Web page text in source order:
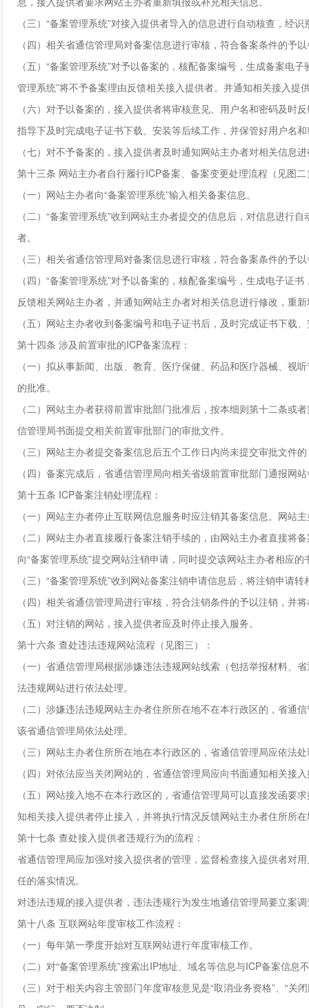
（三）“备案管理系统”对接入提供者导入的信息进行自动核查，
（四）相关省通信管理局对备案信息进行审核，符合备案条件的予
（五）“备案管理系统”对予以备案的，核配备案编号，生成备案电
管理系统”将不予备案理由反馈相关接入提供者。并通知相关接入提
（六）对予以备案的，接入提供者将审核意见、用户名和密码及
指导下及时完成电子证书下载、安装等后续工作，并保管好用户名
（七）对不予备案的，接入提供者及时通知网站主办者对相关信息
第十三条 网站主办者自行履行ICP备案、备案变更处理流程（见图二
（一）网站主办者向“备案管理系统”输入相关备案信息。
（二）“备案管理系统”收到网站主办者提交的信息后，对信息进
者。
（三）相关省通信管理局对备案信息进行审核，符合备案条件的予
（四）“备案管理系统”对予以备案的，核配备案编号，生成电子证
反馈相关网站主办者，并通知网站主办者对相关信息进行修改，重
（五）网站主办者收到备案编号和电子证书后，及时完成证书下载
第十四条 涉及前置审批的ICP备案流程：
（一）拟从事新闻、出版、教育、医疗保健、药品和医疗器械、
的批准。
（二）网站主办者获得前置审批部门批准后，按本细则第十二条
信管理局书面提交相关前置审批部门的审批文件。
（三）网站主办者提交备案信息后五个工作日内尚未提交审批文件
（四）备案完成后，省通信管理局向相关省级前置审批部门通报网
第十五条 ICP备案注销处理流程：
（一）网站主办者停止互联网信息服务时应注销其备案信息。网
（二）网站主办者直接履行备案注销手续的，由网站主办者直接将
向“备案管理系统”提交网站注销申请，同时提交该网站主办者相应的
（三）“备案管理系统”收到网站备案注销申请信息后，将注销申请
（四）相关省通信管理局进行审核，符合注销条件的予以注销，并
（五）对注销的网站，接入提供者应及时停止接入服务。
第十六条 查处违法违规网站流程（见图三）：
（一）省通信管理局根据涉嫌违法违规网站线索（包括举报材料
法违规网站进行依法处理。
（二）涉嫌违法违规网站主办者住所所在地不在本行政区的，省
该省通信管理局依法处理。
（三）网站主办者住所所在地在本行政区的，省通信管理局应依法
（四）对依法应当关闭网站的，省通信管理局应向书面通知相关
（五）网站接入地不在本行政区的，省通信管理局可以直接发函
知相关接入提供者停止接入，并将执行情况反馈网站主办者住所所
第十七条 查处接入提供者违规行为的流程：
省通信管理局应加强对接入提供者的管理，监督检查接入提供者对
任的落实情况。
对违法违规的接入提供者，违法违规行为发生地通信管理局要立案
第十八条 互联网站年度审核工作流程：
（一）每年第一季度开始对互联网站进行年度审核工作。
（二）对“备案管理系统”搜索出IP地址、域名等信息与ICP备案信
（三）对于相关内容主管部门年度审核意见是“取消业务资格”、“